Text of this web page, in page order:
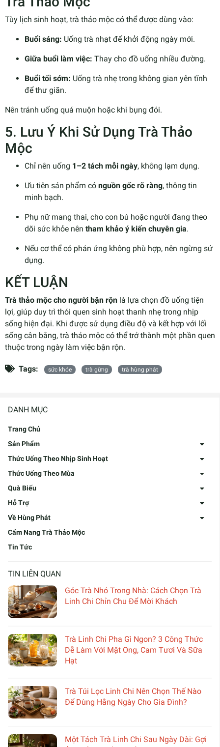
DANH MỤC
Trang Chủ
Sản Phẩm
Thức Uống Theo Nhịp Sinh Hoạt
Thức Uống Theo Mùa
Quà Biếu
Hỗ Trợ
Về Hùng Phát
Cẩm Nang Trà Thảo Mộc
Tin Tức
TIN LIÊN QUAN
Góc Trà Nhỏ Trong Nhà: Cách Chọn Trà
Linh Chi Chỉn Chu Để Mời Khách
Trà Linh Chi Pha Gì Ngon? 3 Công Thức
Dễ Làm Với Mật Ong, Cam Tươi Và Sữa
Hạt
Trà Túi Lọc Linh Chi Nên Chọn Thế Nào
Để Dùng Hằng Ngày Cho Gia Đình?
Một Tách Trà Linh Chi Sau Ngày Dài: Gợi
Tùy lịch sinh hoạt, trà thảo mộc có thể được dùng vào:
Buổi sáng: Uống trà nhạt để khởi động ngày mới.
Giữa buổi làm việc: Thay cho đồ uống nhiều đường.
Buổi tối sớm: Uống trà nhẹ trong không gian yên tĩnh
để thư giãn.
Nên tránh uống quá muộn hoặc khi bụng đói.
5. Lưu Ý Khi Sử Dụng Trà Thảo
Mộc
Chỉ nên uống 1–2 tách mỗi ngày, không lạm dụng.
Ưu tiên sản phẩm có nguồn gốc rõ ràng, thông tin
minh bạch.
Phụ nữ mang thai, cho con bú hoặc người đang theo
dõi sức khỏe nên tham khảo ý kiến chuyên gia.
Nếu cơ thể có phản ứng không phù hợp, nên ngừng sử
dụng.
KẾT LUẬN
Trà thảo mộc cho người bận rộn là lựa chọn đồ uống tiện
lợi, giúp duy trì thói quen sinh hoạt thanh nhẹ trong nhịp
sống hiện đại. Khi được sử dụng điều độ và kết hợp với lối
sống cân bằng, trà thảo mộc có thể trở thành một phần quen
thuộc trong ngày làm việc bận rộn.
Tags: sức khỏe trà gừng trà hùng phát